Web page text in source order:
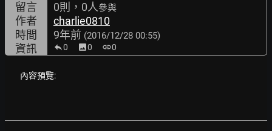
留言 0則，0人參與
作者
charlie0810
時間
9年前 (2016/12/28 00:55)
資訊 0 image0 link0
內容預覽: